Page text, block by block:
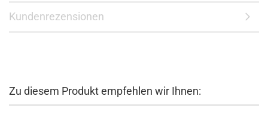
Kundenrezensionen
Zu diesem Produkt empfehlen wir Ihnen: